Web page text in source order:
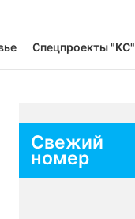
Спецпроекты "КС"
Свежий
номер